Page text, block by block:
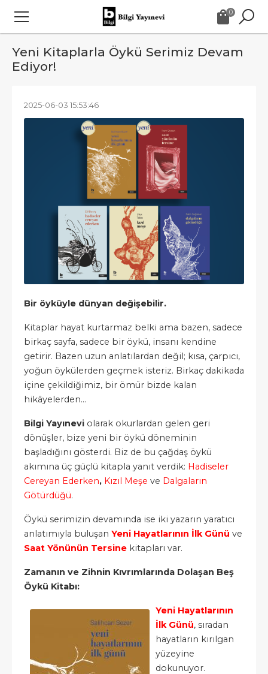
0
Yeni Kitaplarla Öykü Serimiz Devam
Ediyor!
2025-06-03 15:53:46
Bir öyküyle dünyan değişebilir.
Kitaplar hayat kurtarmaz belki ama bazen, sadece
birkaç sayfa, sadece bir öykü, insanı kendine
getirir. Bazen uzun anlatılardan değil; kısa, çarpıcı,
yoğun öykülerden geçmek isteriz. Birkaç dakikada
içine çekildiğimiz, bir ömür bizde kalan
hikâyelerden…
Bilgi Yayınevi olarak okurlardan gelen geri
dönüşler, bize yeni bir öykü döneminin
başladığını gösterdi. Biz de bu çağdaş öykü
akımına üç güçlü kitapla yanıt verdik: Hadiseler
Cereyan Ederken, Kızıl Meşe ve Dalgaların
Götürdüğü.
Öykü serimizin devamında ise iki yazarın yaratıcı
anlatımıyla buluşan Yeni Hayatlarının İlk Günü ve
Saat Yönünün Tersine kitapları var.
Zamanın ve Zihnin Kıvrımlarında Dolaşan Beş
Öykü Kitabı:
Yeni Hayatlarının
İlk Günü, sıradan
hayatların kırılgan
yüzeyine
dokunuyor.